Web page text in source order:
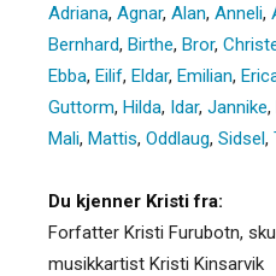
Adriana, Agnar, Alan, Anneli,
Bernhard, Birthe, Bror,
Ebba, Eilif, Eldar, Emilian,
Guttorm, Hilda, Idar, Jannike,
Mali, Mattis, Oddlaug, Sidsel,
Du kjenner Kristi fra:
Forfatter Kristi Furubotn,
musikkartist Kristi Kinsarvik